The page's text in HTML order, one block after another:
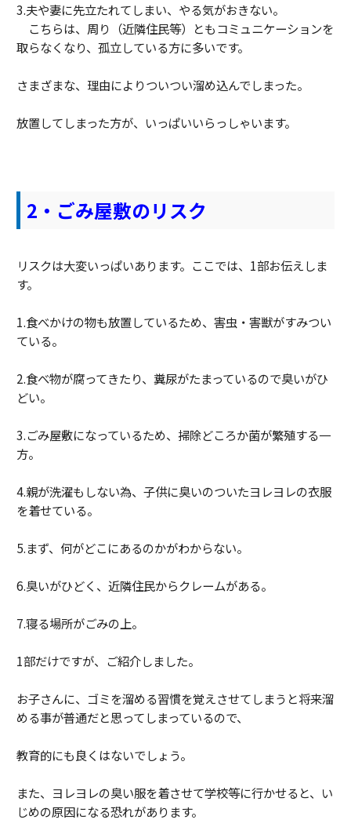
3.夫や妻に先立たれてしまい、やる気がおきない。
こちらは、周り（近隣住民等）ともコミュニケーションを
取らなくなり、孤立している方に多いです。
さまざまな、理由によりついつい溜め込んでしまった。
放置してしまった方が、いっぱいいらっしゃいます。
2・ごみ屋敷のリスク
リスクは大変いっぱいあります。ここでは、1部お伝えしま
す。
1.食べかけの物も放置しているため、害虫・害獣がすみつい
ている。
2.食べ物が腐ってきたり、糞尿がたまっているので臭いがひ
どい。
3.ごみ屋敷になっているため、掃除どころか菌が繁殖する一
方。
4.親が洗濯もしない為、子供に臭いのついたヨレヨレの衣服
を着せている。
5.まず、何がどこにあるのかがわからない。
6.臭いがひどく、近隣住民からクレームがある。
7.寝る場所がごみの上。
1部だけですが、ご紹介しました。
お子さんに、ゴミを溜める習慣を覚えさせてしまうと将来溜
める事が普通だと思ってしまっているので、
教育的にも良くはないでしょう。
また、ヨレヨレの臭い服を着させて学校等に行かせると、い
じめの原因になる恐れがあります。